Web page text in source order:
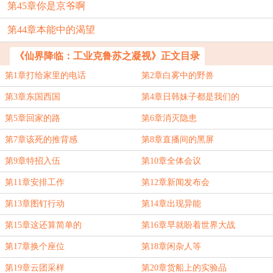
第45章你是京爷啊
第44章本能中的渴望
《仙界降临：工业克鲁苏之凝视》正文目录
第1章打给家里的电话 第2章白雾中的野兽
第3章东国西国 第4章日韩妹子都是我们的
第5章回家的路 第6章消灭隐患
第7章该死的推背感 第8章直播间的黑屏
第9章特招入伍 第10章全体会议
第11章安排工作 第12章新闻发布会
第13章图钉行动 第14章出现异能
第15章这还算简单的 第16章早就盼着世界大战
第17章换个座位 第18章闲杂人等
第19章云团采样 第20章货船上的实验品